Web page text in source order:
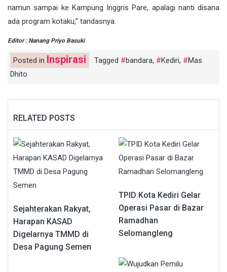
namun sampai ke Kampung Inggris Pare, apalagi nanti disana
ada program kotaku,” tandasnya.
Editor : Nanang Priyo Basuki
Posted in Inspirasi Tagged bandara, Kediri,
Mas
Dhito
RELATED POSTS
Sejahterakan Rakyat,
Harapan KASAD
Digelarnya TMMD di
Desa Pagung Semen
TPID Kota Kediri Gelar
Operasi Pasar di Bazar
Ramadhan
Selomangleng